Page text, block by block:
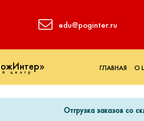
edu@poginter.ru
центр ГЛАВНАЯ О
Отгрузка заказов со